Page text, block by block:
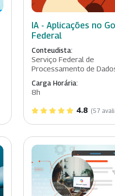
IA - Aplicações no
Federal
Conteudista:
Serviço Federal de
Processamento de
Carga Horária:
8h
4.8 (57